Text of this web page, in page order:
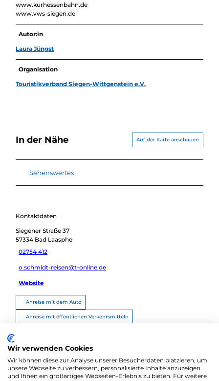
www.kurhessenbahn.de
www.vws-siegen.de
Autor:in
Laura Jüngst
Organisation
Touristikverband Siegen-Wittgenstein e.V.
In der Nähe Auf der Karte anschauen
Sehenswertes
Kontaktdaten
Siegener Straße 37
57334 Bad Laasphe
02754 412
o.schmidt-reisen@t-online.de
Website
Anreise mit dem Auto
Anreise mit öffentlichen Verkehrsmitteln
Wir verwenden Cookies
Wir können diese zur Analyse unserer Besucherdaten platzieren, um
unsere Webseite zu verbessern, personalisierte Inhalte anzuzeigen
und Ihnen ein großartiges Webseiten-Erlebnis zu bieten. Für weitere